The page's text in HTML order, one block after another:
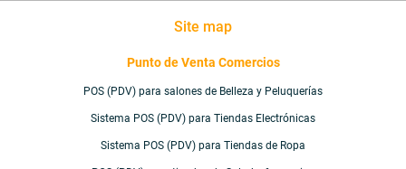
Site map
Punto de Venta Comercios
POS (PDV) para salones de Belleza y Peluquerías
Sistema POS (PDV) para Tiendas Electrónicas
Sistema POS (PDV) para Tiendas de Ropa